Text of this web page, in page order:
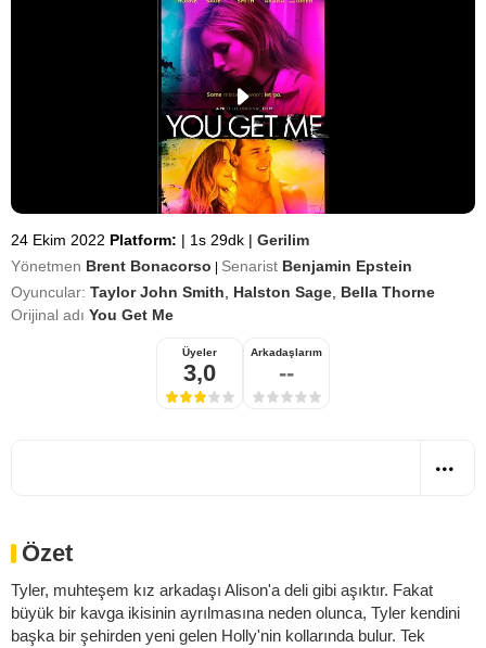
24 Ekim 2022 Platform: | 1s 29dk | Gerilim
Yönetmen Brent Bonacorso Senarist Benjamin Epstein
Oyuncular: Taylor John Smith Halston Sage Bella Thorne
Orijinal adı You Get Me
Üyeler
3,0
Arkadaşlarım
--
Özet
Tyler, muhteşem kız arkadaşı Alison'a deli gibi aşıktır. Fakat
büyük bir kavga ikisinin ayrılmasına neden olunca, Tyler kendini
başka bir şehirden yeni gelen Holly'nin kollarında bulur. Tek